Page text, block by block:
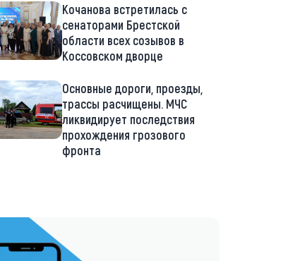
Кочанова встретилась с
сенаторами Брестской
области всех созывов в
Коссовском дворце
Основные дороги, проезды,
трассы расчищены. МЧС
ликвидирует последствия
прохождения грозового
фронта
minskctvby